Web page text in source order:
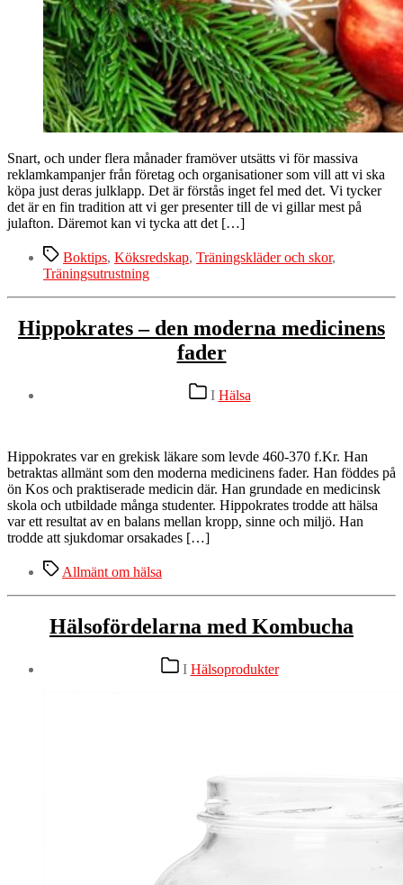
Snart, och under flera månader framöver utsätts vi för massiva
reklamkampanjer från företag och organisationer som vill att vi ska
köpa just deras julklapp. Det är förstås inget fel med det. Vi tycker
det är en fin tradition att vi ger presenter till de vi gillar mest på
julafton. Däremot kan vi tycka att det […]
Etiketter
Boktips, Köksredskap, Träningskläder och skor,
Träningsutrustning
Hippokrates – den moderna medicinens
fader
Kategorier
I Hälsa
Hippokrates var en grekisk läkare som levde 460-370 f.Kr. Han
betraktas allmänt som den moderna medicinens fader. Han föddes på
ön Kos och praktiserade medicin där. Han grundade en medicinsk
skola och utbildade många studenter. Hippokrates trodde att hälsa
var ett resultat av en balans mellan kropp, sinne och miljö. Han
trodde att sjukdomar orsakades […]
Etiketter
Allmänt om hälsa
Hälsofördelarna med Kombucha
Kategorier
I Hälsoprodukter